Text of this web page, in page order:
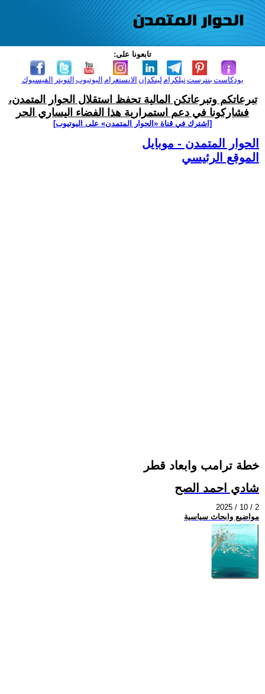
تابعونا على:
الفيسبوك التويتر اليوتيوب الانستغرام لينكدإن تيلكرامبنترست بودكاست
تبرعاتكم وتبرعاتكن المالية تحفظ استقلال الحوار المتمدن،
فشاركونا في دعم استمرارية هذا الفضاء اليساري الحر
[اشترك في قناة ‫«الحوار المتمدن» على اليوتيوب]
الحوار المتمدن - موبايل
الموقع الرئيسي
خطة ترامب وابعاد قطر
شادي احمد الصح
2025 / 10 / 2
مواضيع وابحاث سياسية